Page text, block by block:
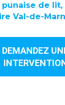
de lit,
Val-de-
DEMANDEZ